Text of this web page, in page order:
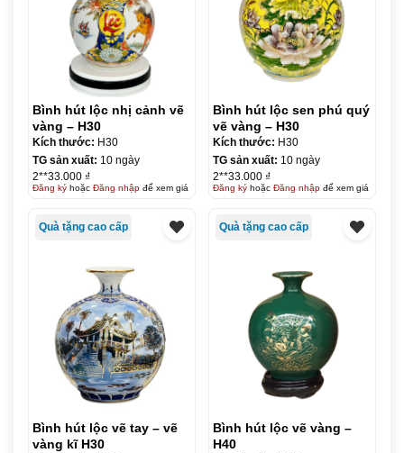
Bình hút lộc nhị cảnh vẽ
vàng – H30
Kích thước: H30
TG sản xuất: 10 ngày
2**33.000 ₫
Đăng kýhoặc Đăng nhậpđể xem giá
Bình hút lộc sen phú quý
vẽ vàng – H30
Kích thước: H30
TG sản xuất: 10 ngày
2**33.000 ₫
Đăng kýhoặc Đăng nhậpđể xem giá
Quà tặng cao cấp
Bình hút lộc vẽ tay – vẽ
vàng kĩ H30
Quà tặng cao cấp
Bình hút lộc vẽ vàng –
H40